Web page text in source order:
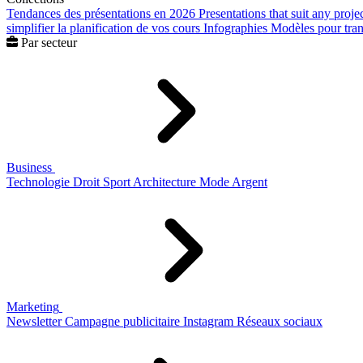
Tendances des présentations en 2026 Presentations that suit any
simplifier la planification de vos cours Infographies Modèles pour
Par secteur
Business
Technologie Droit Sport Architecture Mode Argent
Marketing
Newsletter Campagne publicitaire Instagram Réseaux sociaux